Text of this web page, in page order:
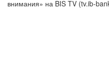
внимания» на BIS TV (tv.ib-